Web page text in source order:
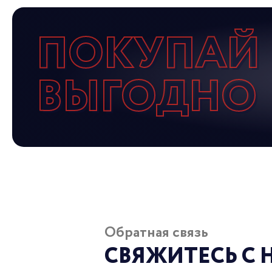
ПОКУПАЙ
ВЫГОДНО
Обратная связь
СВЯЖИТЕСЬ С